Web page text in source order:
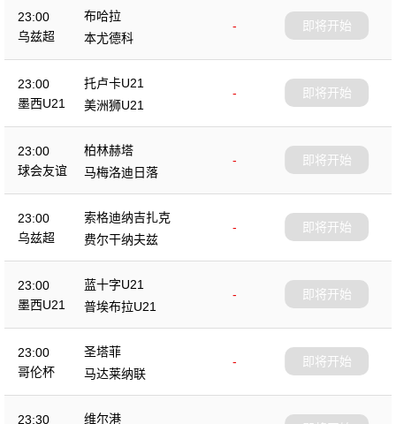
23:00
乌兹超
布哈拉
-
本尤德科
即将开始
23:00
墨西U21
托卢卡U21
-
美洲狮U21
即将开始
23:00
球会友谊
柏林赫塔
-
马梅洛迪日落
即将开始
23:00
乌兹超
索格迪纳吉扎克
-
费尔干纳夫兹
即将开始
23:00
墨西U21
蓝十字U21
-
普埃布拉U21
即将开始
23:00
哥伦杯
圣塔菲
-
马达莱纳联
即将开始
23:30 维尔港